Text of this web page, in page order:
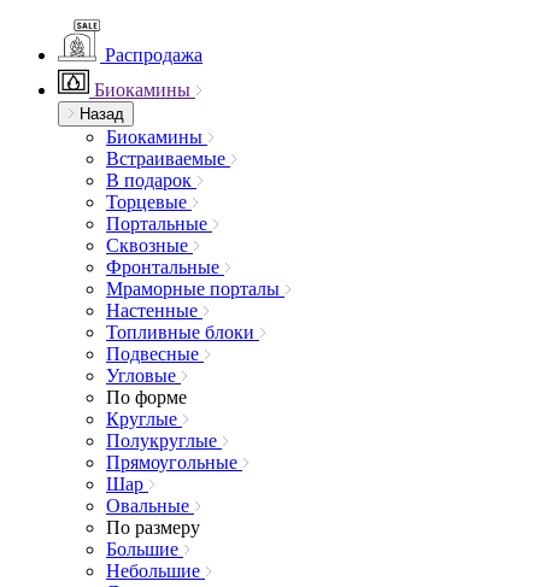
Распродажа
Биокамины
Назад
Биокамины
Встраиваемые
В подарок
Торцевые
Портальные
Сквозные
Фронтальные
Мраморные порталы
Настенные
Топливные блоки
Подвесные
Угловые
По форме
Круглые
Полукруглые
Прямоугольные
Шар
Овальные
По размеру
Большие
Небольшие